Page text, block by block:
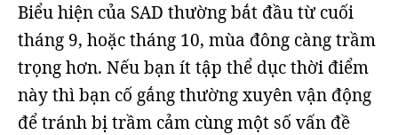
Biểu hiện của SAD thường bắt đầu từ cuối
tháng 9, hoặc tháng 10, mùa đông càng trầm
trọng hơn. Nếu bạn ít tập thể dục thời điểm
này thì bạn cố gắng thường xuyên vận động
để tránh bị trầm cảm cùng một số vấn đề